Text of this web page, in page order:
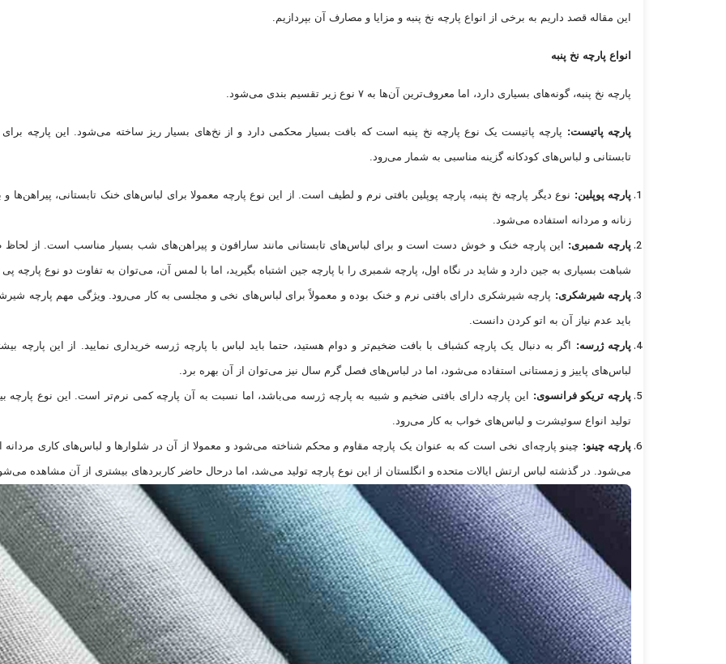
این مقاله قصد داریم به برخی از انواع پارچه نخ پنبه و مزایا و مصارف آن بپردازیم.
انواع پارچه نخ پنبه
پارچه نخ پنبه، گونه‌های بسیاری دارد، اما معروف‌ترین آن‌ها به ۷ نوع زیر تقسیم بندی می‌شود.
پارچه پاتیست: پارچه پاتیست یک نوع پارچه نخ پنبه است که بافت بسیار محکمی دارد و از نخ‌های بسیار ریز ساخته می‌شود. این پارچه
تابستانی و لباس‌های کودکانه گزینه مناسبی به شمار می‌رود.
پارچه پوپلین: نوع دیگر پارچه نخ پنبه، پارچه پوپلین بافتی نرم و لطیف است. از این نوع پارچه معمولا برای لباس‌های خنک تابستانی، پیراهن‌ها و
زنانه و مردانه استفاده می‌شود.
پارچه شمبری: این پارچه خنک و خوش دست است و برای لباس‌های تابستانی مانند سارافون و پیراهن‌های شب بسیار مناسب است. از لحاظ
شباهت بسیاری به جین دارد و شاید در نگاه اول، پارچه شمبری را با پارچه جین اشتباه بگیرید، اما با لمس آن، می‌توان به تفاوت دو نوع پارچه پی
پارچه شیرشکری: پارچه شیرشکری دارای بافتی نرم و خنک بوده و معمولاً برای لباس‌های نخی و مجلسی به کار می‌رود. ویژگی مهم پارچه
باید عدم نیاز آن به اتو کردن دانست.
پارچه ژرسه: اگر به دنبال یک پارچه کشباف با بافت ضخیم‌تر و دوام هستید، حتما باید لباس با پارچه ژرسه خریداری نمایید. از این پارچه
لباس‌های پاییز و زمستانی استفاده می‌شود، اما در لباس‌های فصل گرم سال نیز می‌توان از آن بهره برد.
پارچه تریکو فرانسوی: این پارچه دارای بافتی ضخیم و شبیه به پارچه ژرسه می‌باشد، اما نسبت به آن پارچه کمی نرم‌تر است. این نوع پارچه
تولید انواع سوئیشرت و لباس‌های خواب به کار می‌رود.
پارچه چینو: چینو پارچه‌ای نخی است که به عنوان یک پارچه مقاوم و محکم شناخته می‌شود و معمولا از آن در شلوار‌ها و لباس‌های کاری مردانه
می‌شود. در گذشته لباس ارتش ایالات متحده و انگلستان از این نوع پارچه تولید می‌شد، اما درحال حاضر کاربرد‌های بیشتری از آن مشاهده